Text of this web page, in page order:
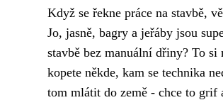
Když se řekne práce na stavbě,
Jo, jasně, bagry a jeřáby jsou
stavbě bez manuální dřiny? To si
kopete někde, kam se technika
tom mlátit do země - chce to grif